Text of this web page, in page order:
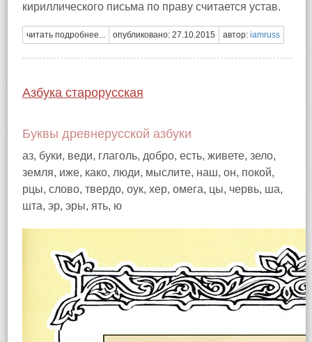
кириллического письма по праву считается устав.
читать подробнее... опубликовано: 27.10.2015 автор: iamruss
Азбука старорусская
Буквы древнерусской азбуки
аз, буки, веди, глаголь, добро, есть, живете, зело,
земля, иже, како, люди, мыслите, наш, он, покой,
рцы, слово, твердо, оук, хер, омега, цы, червь, ша,
шта, эр, эры, ять, ю